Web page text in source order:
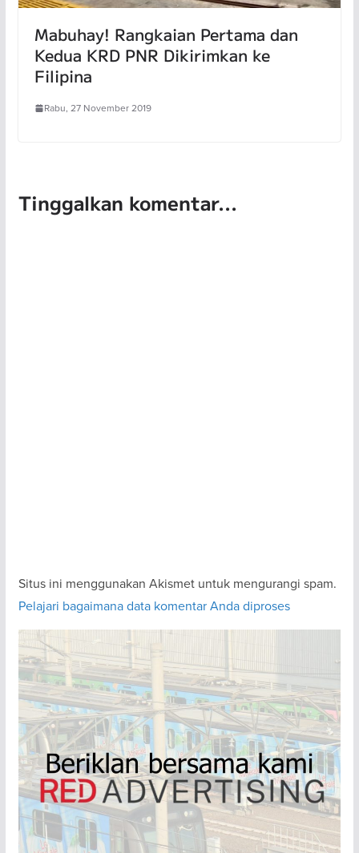
Mabuhay! Rangkaian Pertama dan
Kedua KRD PNR Dikirimkan ke
Filipina
Rabu, 27 November 2019
Tinggalkan komentar...
Situs ini menggunakan Akismet untuk mengurangi spam.
Pelajari bagaimana data komentar Anda diproses